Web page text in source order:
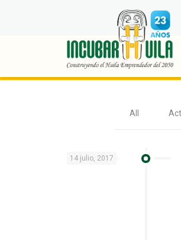
Prototipo
All
14 julio, 2017